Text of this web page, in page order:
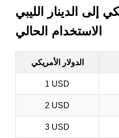
إلى الدينار الليبي
الاستخدام الحالي
الدولار الأمريكي
1 USD
2 USD
3 USD